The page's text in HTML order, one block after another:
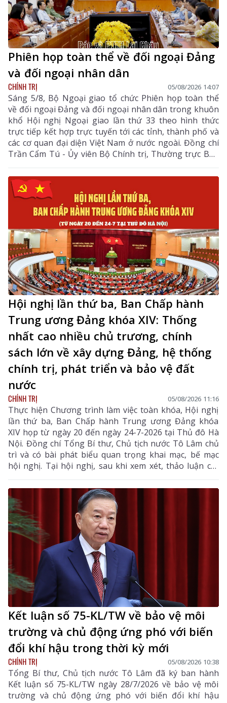
Phiên họp toàn thể về đối ngoại Đảng
và đối ngoại nhân dân
CHÍNH TRỊ 05/08/2026 14:07
Sáng 5/8, Bộ Ngoại giao tổ chức Phiên họp toàn thể
về đối ngoại Đảng và đối ngoại nhân dân trong khuôn
khổ Hội nghị Ngoại giao lần thứ 33 theo hình thức
trực tiếp kết hợp trực tuyến tới các tỉnh, thành phố và
các cơ quan đại diện Việt Nam ở nước ngoài. Đồng chí
Trần Cẩm Tú - Ủy viên Bộ Chính trị, Thường trực Ban
Bí thư dự và chỉ đạo Phiên họp. Dự còn có đồng chí Lê
Hoài Trung - Ủy viên Bộ Chính trị, Bí thư Đảng ủy, Bộ
trưởng Bộ Ngoại giao; lãnh đạo các ban, bộ, ngành
Trung ương.
Hội nghị lần thứ ba, Ban Chấp hành
Trung ương Đảng khóa XIV: Thống
nhất cao nhiều chủ trương, chính
sách lớn về xây dựng Đảng, hệ thống
chính trị, phát triển và bảo vệ đất
nước
CHÍNH TRỊ 05/08/2026 11:16
Thực hiện Chương trình làm việc toàn khóa, Hội nghị
lần thứ ba, Ban Chấp hành Trung ương Đảng khóa
XIV họp từ ngày 20 đến ngày 24-7-2026 tại Thủ đô Hà
Nội. Đồng chí Tổng Bí thư, Chủ tịch nước Tô Lâm chủ
trì và có bài phát biểu quan trọng khai mạc, bế mạc
hội nghị. Tại hội nghị, sau khi xem xét, thảo luận các
tờ trình, báo cáo của Bộ Chính trị, Ban Chấp hành
Trung ương đã thống nhất cao nhiều chủ trương,
chính sách lớn về xây dựng Đảng, hệ thống chính trị,
phát triển và bảo vệ đất nước.
Kết luận số 75-KL/TW về bảo vệ môi
trường và chủ động ứng phó với biến
đổi khí hậu trong thời kỳ mới
CHÍNH TRỊ 05/08/2026 10:38
Tổng Bí thư, Chủ tịch nước Tô Lâm đã ký ban hành
Kết luận số 75-KL/TW ngày 28/7/2026 về bảo vệ môi
trường và chủ động ứng phó với biến đổi khí hậu